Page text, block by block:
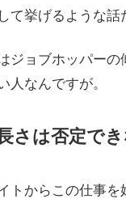
挙げるような話
ョブホッパー
人なんですが。
さは否定で
からこの仕事を